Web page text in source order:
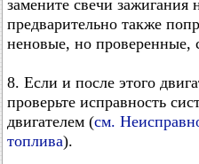
замените свечи
предварительно также
неновые, но проверенные,
8. Если и после этого
проверьте исправность
двигателем (см.
топлива).